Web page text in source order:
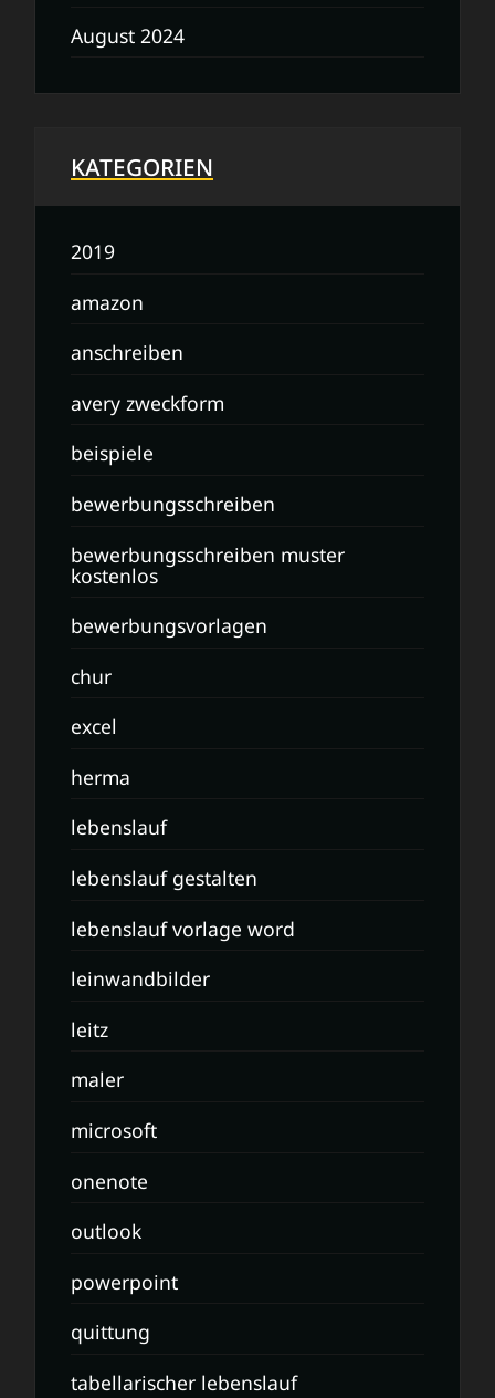
August 2024
KATEGORIEN
2019
amazon
anschreiben
avery zweckform
beispiele
bewerbungsschreiben
bewerbungsschreiben muster
kostenlos
bewerbungsvorlagen
chur
excel
herma
lebenslauf
lebenslauf gestalten
lebenslauf vorlage word
leinwandbilder
leitz
maler
microsoft
onenote
outlook
powerpoint
quittung
tabellarischer lebenslauf